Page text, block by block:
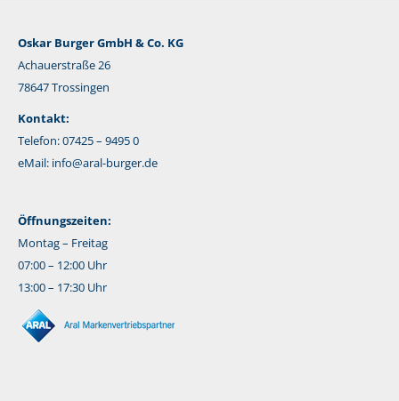
Oskar Burger GmbH & Co. KG
Achauerstraße 26
78647 Trossingen
Kontakt:
Telefon: 07425 – 9495 0
eMail: info@aral-burger.de
Öffnungszeiten:
Montag – Freitag
07:00 – 12:00 Uhr
13:00 – 17:30 Uhr